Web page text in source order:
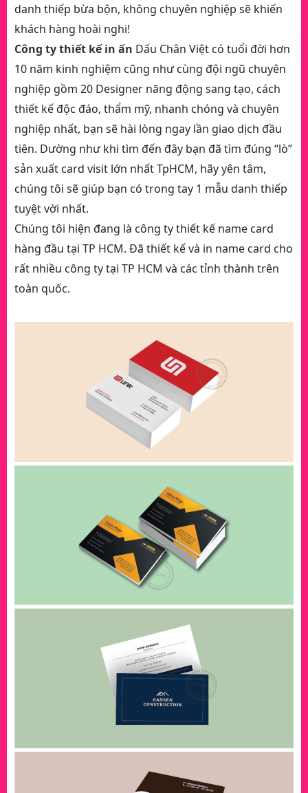
danh thiếp bừa bộn, không chuyên nghiệp sẽ khiến
khách hàng hoài nghi!
Công ty thiết kế in ấn Dấu Chân Việt có tuổi đời hơn
10 năm kinh nghiệm cũng như cùng đội ngũ chuyên
nghiệp gồm 20 Designer năng động sang tạo, cách
thiết kế độc đáo, thẩm mỹ, nhanh chóng và chuyên
nghiệp nhất, bạn sẽ hài lòng ngay lần giao dịch đầu
tiên. Dường như khi tìm đến đây bạn đã tìm đúng “lò”
sản xuất card visit lớn nhất TpHCM, hãy yên tâm,
chúng tôi sẽ giúp bạn có trong tay 1 mẫu danh thiếp
tuyệt vời nhất.
Chúng tôi hiện đang là công ty thiết kế name card
hàng đầu tại TP HCM. Đã thiết kế và in name card cho
rất nhiều công ty tại TP HCM và các tỉnh thành trên
toàn quốc.